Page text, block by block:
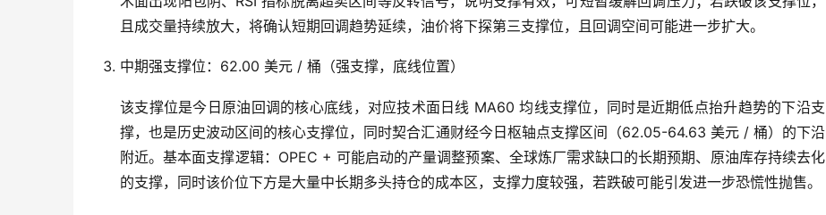
且成交量持续放大，将确认短期回调趋势延续，油价将下探第三支撑位，且回调空间可能进一步扩大。
中期强支撑位：62.00 美元 / 桶（强支撑，底线位置）
该支撑位是今日原油回调的核心底线，对应技术面日线 MA60 均线支撑位，同时是近期低点抬升趋势的下沿支
撑，也是历史波动区间的核心支撑位，同时契合汇通财经今日枢轴点支撑区间（62.05-64.63 美元 / 桶）的下沿
附近。基本面支撑逻辑：OPEC + 可能启动的产量调整预案、全球炼厂需求缺口的长期预期、原油库存持续去化
的支撑，同时该价位下方是大量中长期多头持仓的成本区，支撑力度较强，若跌破可能引发进一步恐慌性抛售。